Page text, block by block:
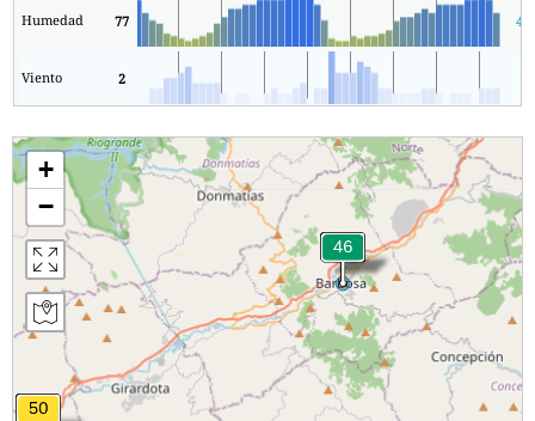
Humedad 77 43
Viento 2 1
+
−